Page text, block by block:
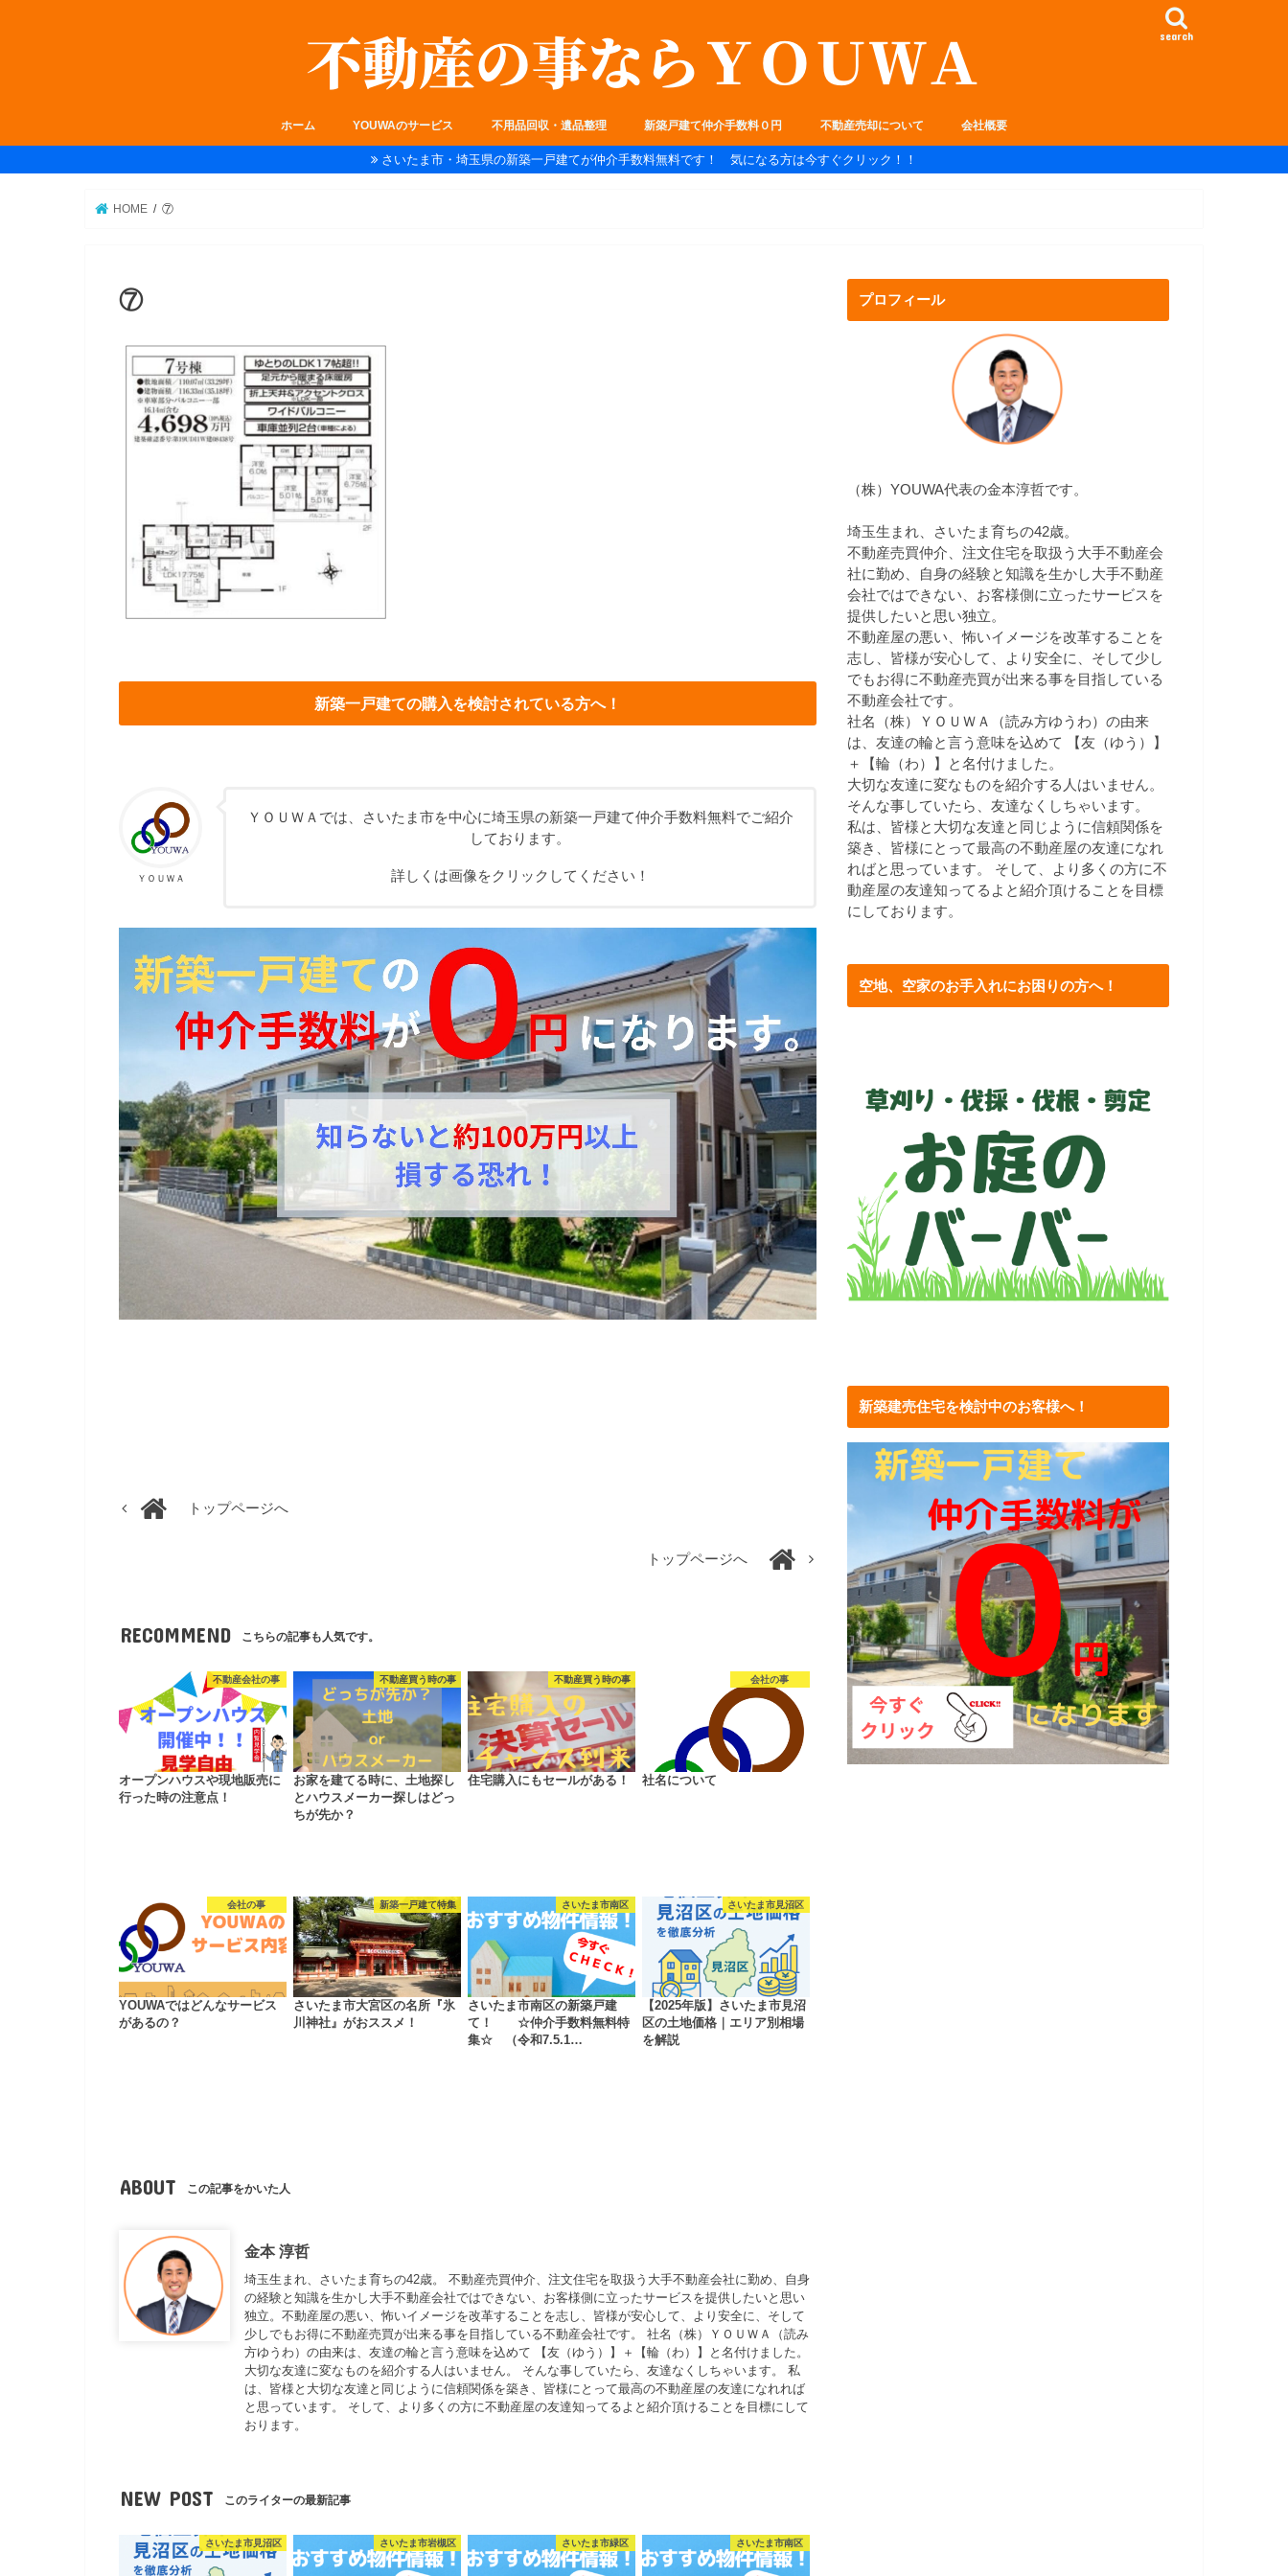
search
ホーム YOUWAのサービス 不用品回収・遺品整理 新築戸建て仲介手数料０円 不動産売却について 会社概要
さいたま市・埼玉県の新築一戸建てが仲介手数料無料です！ 気になる方は今すぐクリック！！
HOME ⑦
⑦
新築一戸建ての購入を検討されている方へ！
ＹＯＵＷＡ
ＹＯＵＷＡでは、さいたま市を中心に埼玉県の新築一戸建て仲介手数料無料でご紹介
しております。
詳しくは画像をクリックしてください！
トップページへ
トップページへ
RECOMMEND こちらの記事も人気です。
不動産会社の事
オープンハウスや現地販売に
行った時の注意点！
不動産買う時の事
お家を建てる時に、土地探し
とハウスメーカー探しはどっ
ちが先か？
不動産買う時の事
住宅購入にもセールがある！
会社の事
社名について
会社の事
YOUWAではどんなサービス
があるの？
新築一戸建て特集
さいたま市大宮区の名所『氷
川神社』がおススメ！
さいたま市南区
さいたま市南区の新築戸建
て！ ☆仲介手数料無料特
集☆ （令和7.5.1…
さいたま市見沼区
【2025年版】さいたま市見沼
区の土地価格｜エリア別相場
を解説
ABOUT この記事をかいた人
金本 淳哲
埼玉生まれ、さいたま育ちの42歳。 不動産売買仲介、注文住宅を取扱う大手不動産会社に勤め、自身
の経験と知識を生かし大手不動産会社ではできない、お客様側に立ったサービスを提供したいと思い
独立。不動産屋の悪い、怖いイメージを改革することを志し、皆様が安心して、より安全に、そして
少しでもお得に不動産売買が出来る事を目指している不動産会社です。 社名（株）ＹＯＵＷＡ（読み
方ゆうわ）の由来は、友達の輪と言う意味を込めて 【友（ゆう）】＋【輪（わ）】と名付けました。
大切な友達に変なものを紹介する人はいません。 そんな事していたら、友達なくしちゃいます。 私
は、皆様と大切な友達と同じように信頼関係を築き、皆様にとって最高の不動産屋の友達になれれば
と思っています。 そして、より多くの方に不動産屋の友達知ってるよと紹介頂けることを目標にして
おります。
NEW POST このライターの最新記事
さいたま市見沼区 さいたま市岩槻区 さいたま市緑区 さいたま市南区
プロフィール
（株）YOUWA代表の金本淳哲です。
埼玉生まれ、さいたま育ちの42歳。
不動産売買仲介、注文住宅を取扱う大手不動産会
社に勤め、自身の経験と知識を生かし大手不動産
会社ではできない、お客様側に立ったサービスを
提供したいと思い独立。
不動産屋の悪い、怖いイメージを改革することを
志し、皆様が安心して、より安全に、そして少し
でもお得に不動産売買が出来る事を目指している
不動産会社です。
社名（株）ＹＯＵＷＡ（読み方ゆうわ）の由来
は、友達の輪と言う意味を込めて 【友（ゆう）】
＋【輪（わ）】と名付けました。
大切な友達に変なものを紹介する人はいません。
そんな事していたら、友達なくしちゃいます。
私は、皆様と大切な友達と同じように信頼関係を
築き、皆様にとって最高の不動産屋の友達になれ
ればと思っています。 そして、より多くの方に不
動産屋の友達知ってるよと紹介頂けることを目標
にしております。
空地、空家のお手入れにお困りの方へ！
新築建売住宅を検討中のお客様へ！